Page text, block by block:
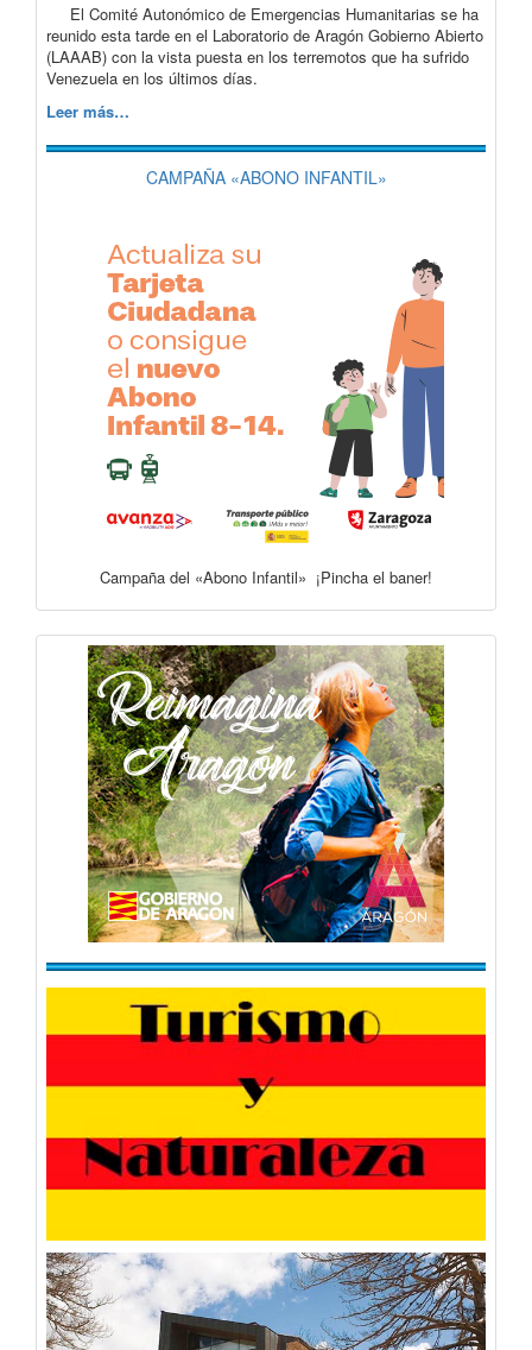
El Comité Autonómico de Emergencias Humanitarias se ha
reunido esta tarde en el Laboratorio de Aragón Gobierno Abierto
(LAAAB) con la vista puesta en los terremotos que ha sufrido
Venezuela en los últimos días.
Leer más…
CAMPAÑA «ABONO INFANTIL»
Campaña del «Abono Infantil» ¡Pincha el baner!